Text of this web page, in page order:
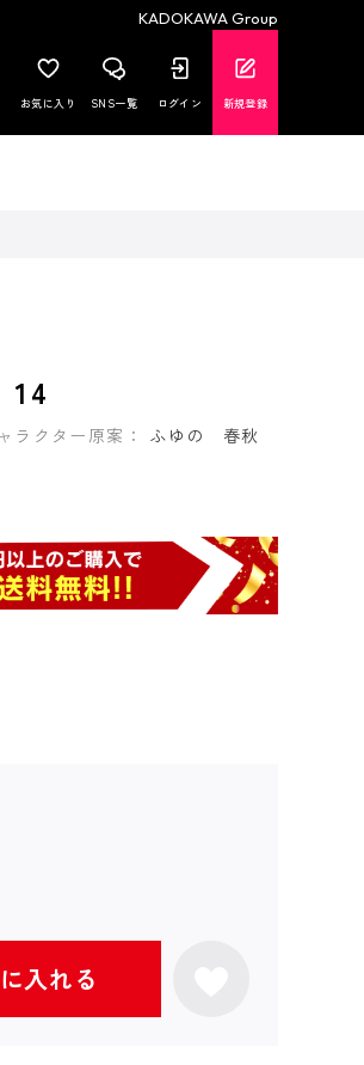
KADOKAWA Group
お気に入り SNS一覧 ログイン 新規登録
14
ラクター原案： ふゆの 春秋
入れる